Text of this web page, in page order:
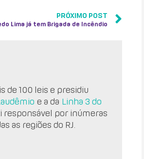
PRÓXIMO POST
Lima já tem Brigada de Incêndio
de 100 leis e presidiu
e a da Linha 3 do
responsável por inúmeras
as regiões do RJ.